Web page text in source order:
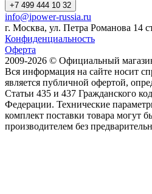
+7 499 444 10 32
info@ipower-russia.ru
г. Москва, ул. Петра Романова 14
Конфиденциальность
Оферта
2009-2026 © Официальный
Вся информация на сайте носит
является публичной офертой,
Статьи 435 и 437 Гражданского
Федерации. Технические
комплект поставки товара могут
производителем без